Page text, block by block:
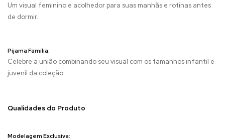
Um visual feminino e acolhedor para suas manhãs e rotinas antes
de dormir.
Pijama Família:
Celebre a união combinando seu visual com os tamanhos infantil e
juvenil da coleção.
Qualidades do Produto
Modelagem Exclusiva: